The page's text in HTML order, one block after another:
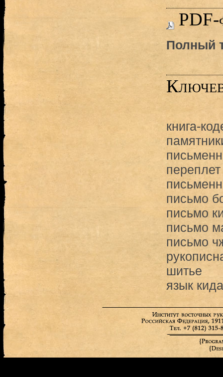
PDF-
Полный
книга-
переплет
письмо
письмо
письмо
письмо
шитье
язык